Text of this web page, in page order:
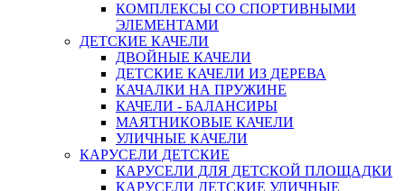
КОМПЛЕКСЫ СО СПОРТИВНЫМИ
ЭЛЕМЕНТАМИ
ДЕТСКИЕ КАЧЕЛИ
ДВОЙНЫЕ КАЧЕЛИ
ДЕТСКИЕ КАЧЕЛИ ИЗ ДЕРЕВА
КАЧАЛКИ НА ПРУЖИНЕ
КАЧЕЛИ - БАЛАНСИРЫ
МАЯТНИКОВЫЕ КАЧЕЛИ
УЛИЧНЫЕ КАЧЕЛИ
КАРУСЕЛИ ДЕТСКИЕ
КАРУСЕЛИ ДЛЯ ДЕТСКОЙ ПЛОЩАДКИ
КАРУСЕЛИ ДЕТСКИЕ УЛИЧНЫЕ